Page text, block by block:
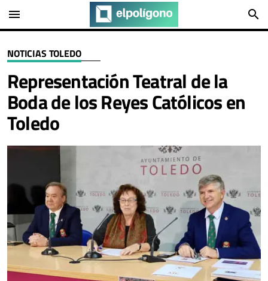
menu search
NOTICIAS TOLEDO
Representación Teatral de la
Boda de los Reyes Católicos en
Toledo